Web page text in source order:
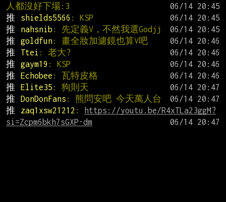
人都沒好下場:3
推
shields5566 : KSP
推
nahsnib : 先定義V，不然我選Godjj
推
goldfun: 畫全妝加濾鏡也算V吧
推
Ttei : 老大?
推
gaym19 : KSP
推
Echobee : 瓦特皮格
推
Elite35 : 狗則天
推
DonDonFans : 熊問安吧 今天萬人台
推
zaq1xsw21212 :
https://youtu.be/R4xTLa23ggM?
si=Zcpm6bkh7sGXP-dm